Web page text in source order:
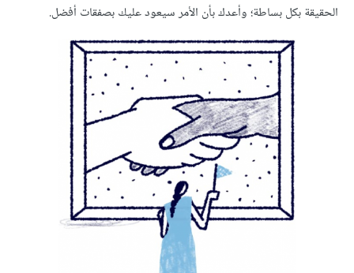
الحقيقة بكل بساطة؛ وأعدك بأن الأمر سيعود عليك بصفقات أفضل.